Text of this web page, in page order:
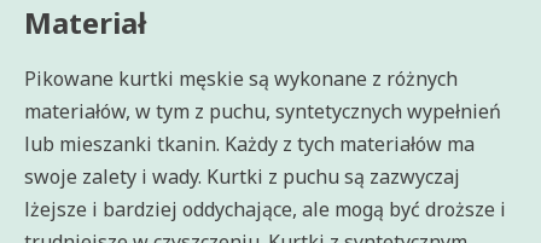
Materiał
Pikowane kurtki męskie są wykonane z różnych
materiałów, w tym z puchu, syntetycznych wypełnień
lub mieszanki tkanin. Każdy z tych materiałów ma
swoje zalety i wady. Kurtki z puchu są zazwyczaj
lżejsze i bardziej oddychające, ale mogą być droższe i